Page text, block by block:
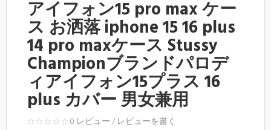
アイフォン15 pro max ケー
ス お洒落 iphone 15 16 plus
14 pro maxケース Stussy
Championブランドパロデ
ィアイフォン15プラス 16
plus カバー 男女兼用
0 レビュー/レビューを書く